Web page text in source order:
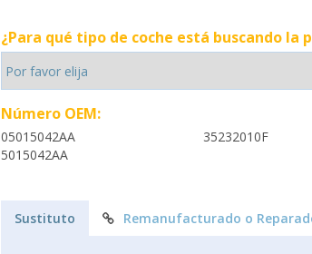
¿Para qué tipo de coche está buscando la
Número OEM:
05015042AA
35232010F
5015042AA
Sustituto Remanufacturado o